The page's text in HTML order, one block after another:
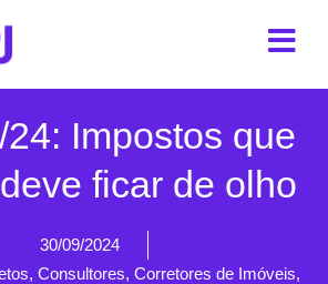
Impostos que
ficar de olho
30/09/2024
, Consultores, Corretores de Imóveis,